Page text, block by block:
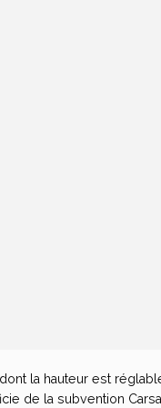
la hauteur est
de la subvention